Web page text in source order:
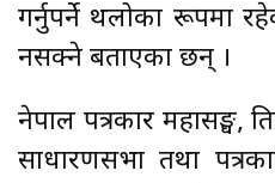
गर्नुपर्ने थलोका रूपमा
नसक्ने बताएका छन् ।
नेपाल पत्रकार महासङ्घ,
साधारणसभा तथा